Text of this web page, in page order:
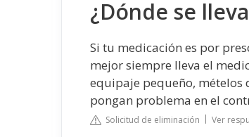
¿Dónde se
Si tu medicación es por
mejor siempre lleva el
equipaje pequeño, mételos
pongan problema en el
Solicitud de eliminación Ver